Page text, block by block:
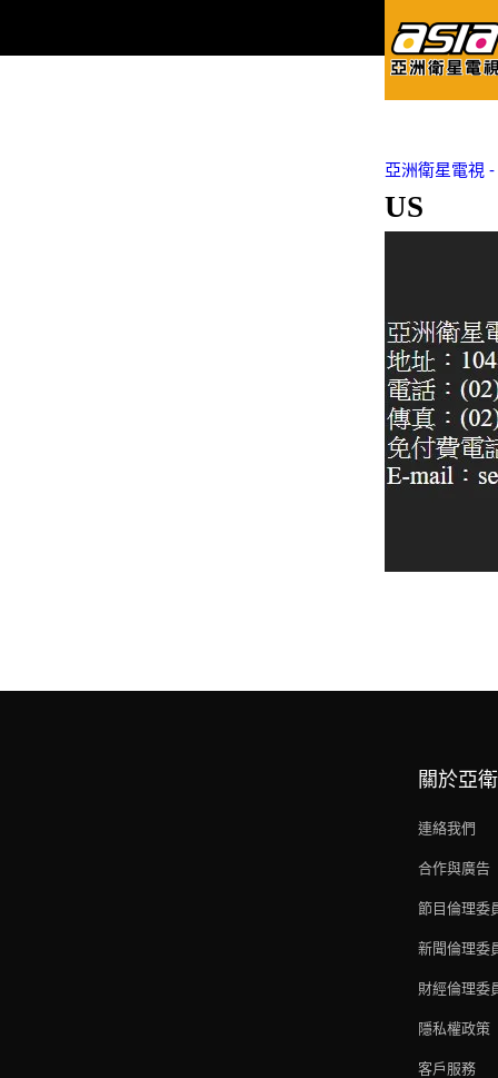
亞洲衛星電視
US
關於亞衛
連絡我們
合作與廣告
節目倫理委
新聞倫理委
財經倫理委
隱私權政策
客戶服務